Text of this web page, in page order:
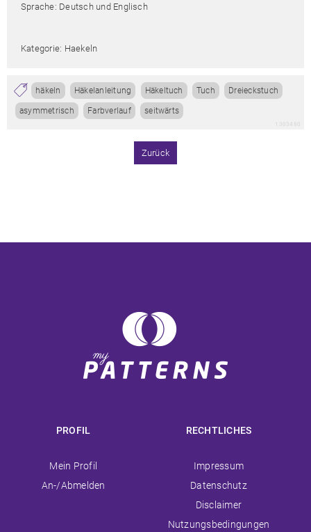
Sprache: Deutsch und Englisch
Kategorie: Haekeln
häkeln Häkelanleitung Häkeltuch Tuch Dreieckstuch
asymmetrisch Farbverlauf seitwärts
Zurück
PROFIL
Navigation
überspringen
Mein Profil
An-/Abmelden
RECHTLICHES
Navigation
überspringen
Impressum
Datenschutz
Disclaimer
Nutzungsbedingungen